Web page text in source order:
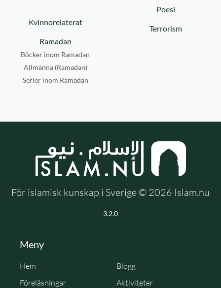
Poesi
Kvinnorelaterat
Terrorism
Ramadan
Böcker inom Ramadan
Allmänna (Ramadan)
Serier inom Ramadan
För islamisk kunskap i Sverige © 2026 Islam.nu
3.2.0
Meny
Hem
Blogg
Föreläsningar
Aktiviteter